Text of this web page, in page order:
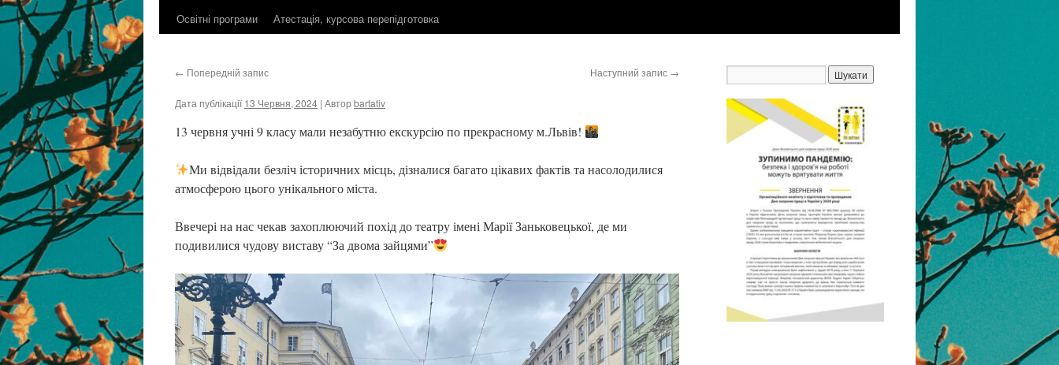
контенту
Освітні програми
Атестація, курсова перепідготовка
← Попередній запис Наступний запис →
Дата публікації 13 Червня, 2024 | Автор bartativ
13 червня учні 9 класу мали незабутню екскурсію по прекрасному м.Львів!
Ми відвідали безліч історичних місць, дізналися багато цікавих фактів та насолодилися
атмосферою цього унікального міста.
Ввечері на нас чекав захоплюючий похід до театру імені Марії Заньковецької, де ми
подивилися чудову виставу “За двома зайцями”